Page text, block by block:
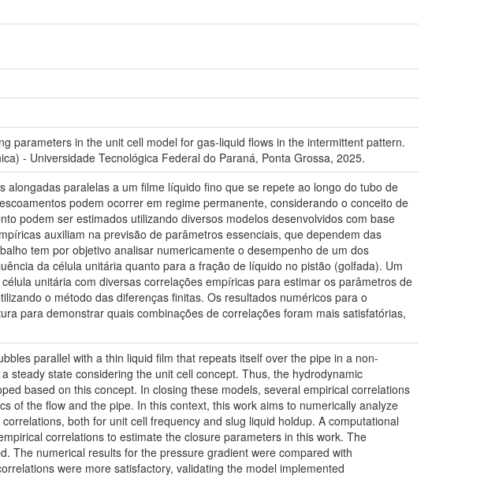
parameters in the unit cell model for gas-liquid flows in the intermittent pattern.
- Universidade Tecnológica Federal do Paraná, Ponta Grossa, 2025.
paralelas a um filme líquido fino que se repete ao longo do tubo de
podem ocorrer em regime permanente, considerando o conceito de
podem ser estimados utilizando diversos modelos desenvolvidos com base
auxiliam na previsão de parâmetros essenciais, que dependem das
tem por objetivo analisar numericamente o desempenho de um dos
da célula unitária quanto para a fração de líquido no pistão (golfada). Um
unitária com diversas correlações empíricas para estimar os parâmetros de
o método das diferenças finitas. Os resultados numéricos para o
para demonstrar quais combinações de correlações foram mais satisfatórias,
parallel with a thin liquid film that repeats itself over the pipe in a non-
steady state considering the unit cell concept. Thus, the hydrodynamic
based on this concept. In closing these models, several empirical correlations
of the flow and the pipe. In this context, this work aims to numerically analyze
both for unit cell frequency and slug liquid holdup. A computational
correlations to estimate the closure parameters in this work. The
The numerical results for the pressure gradient were compared with
were more satisfactory, validating the model implemented